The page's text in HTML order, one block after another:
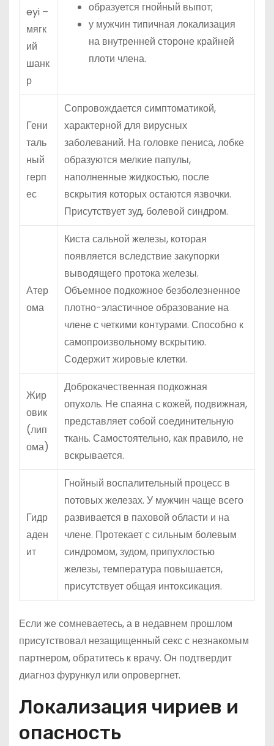
eyi –
мягк
ий
шанк
р
образуется гнойный выпот;
у мужчин типичная локализация
на внутренней стороне крайней
плоти члена.
Гени
таль
ный
герп
ес
Сопровождается симптоматикой,
характерной для вирусных
заболеваний. На головке пениса, лобке
образуются мелкие папулы,
наполненные жидкостью, после
вскрытия которых остаются язвочки.
Присутствует зуд, болевой синдром.
Атер
ома
Киста сальной железы, которая
появляется вследствие закупорки
выводящего протока железы.
Объемное подкожное безболезненное
плотно-эластичное образование на
члене с четкими контурами. Способно к
самопроизвольному вскрытию.
Содержит жировые клетки.
Жир
овик
(лип
ома)
Доброкачественная подкожная
опухоль. Не спаяна с кожей, подвижная,
представляет собой соединительную
ткань. Самостоятельно, как правило, не
вскрывается.
Гидр
аден
ит
Гнойный воспалительный процесс в
потовых железах. У мужчин чаще всего
развивается в паховой области и на
члене. Протекает с сильным болевым
синдромом, зудом, припухлостью
железы, температура повышается,
присутствует общая интоксикация.
Если же сомневаетесь, а в недавнем прошлом
присутствовал незащищенный секс с незнакомым
партнером, обратитесь к врачу. Он подтвердит
диагноз фурункул или опровергнет.
Локализация чириев и
опасность